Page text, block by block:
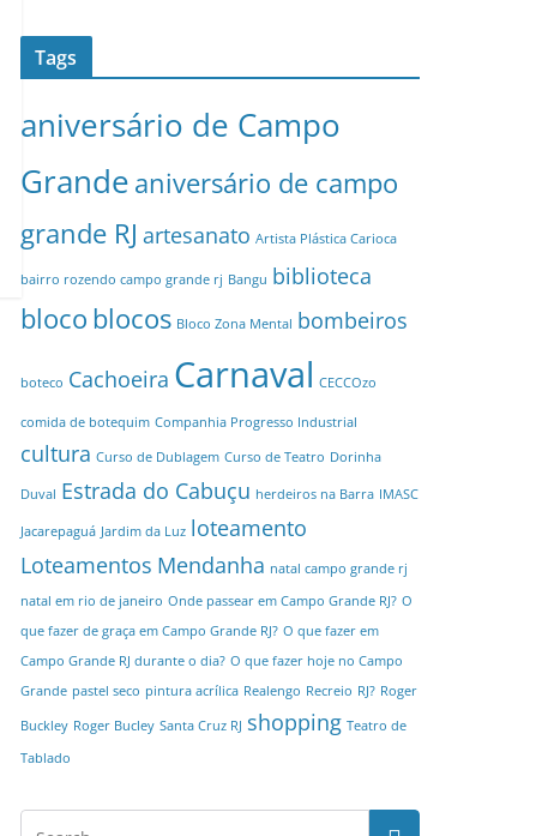
Tags
aniversário de Campo
Grandeaniversário de campo
grande RJ artesanato Artista Plástica Carioca
bairro rozendo campo grande rj Bangu biblioteca
blocoblocos Bloco Zona Mental bombeiros
boteco Cachoeira Carnaval CECCOzo
comida de botequim Companhia Progresso Industrial
cultura Curso de Dublagem Curso de Teatro Dorinha
Duval Estrada do Cabuçu herdeiros na Barra IMASC
Jacarepaguá Jardim da Luz loteamento
Loteamentos Mendanha natal campo grande rj
natal em rio de janeiro Onde passear em Campo Grande RJ? O
que fazer de graça em Campo Grande RJ? O que fazer em
Campo Grande RJ durante o dia? O que fazer hoje no Campo
Grande pastel seco pintura acrílica Realengo Recreio RJ? Roger
Buckley Roger Bucley Santa Cruz RJ shopping Teatro de
Tablado